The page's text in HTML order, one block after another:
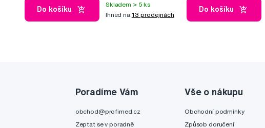
Do košíku
Skladem > 5 ks
Ihned na 13 prodejnách
Do košíku
Poradíme Vám
obchod@profimed.cz
Zeptat se v poradně
Vše o nákupu
Obchodní podmínky
Způsob doručení